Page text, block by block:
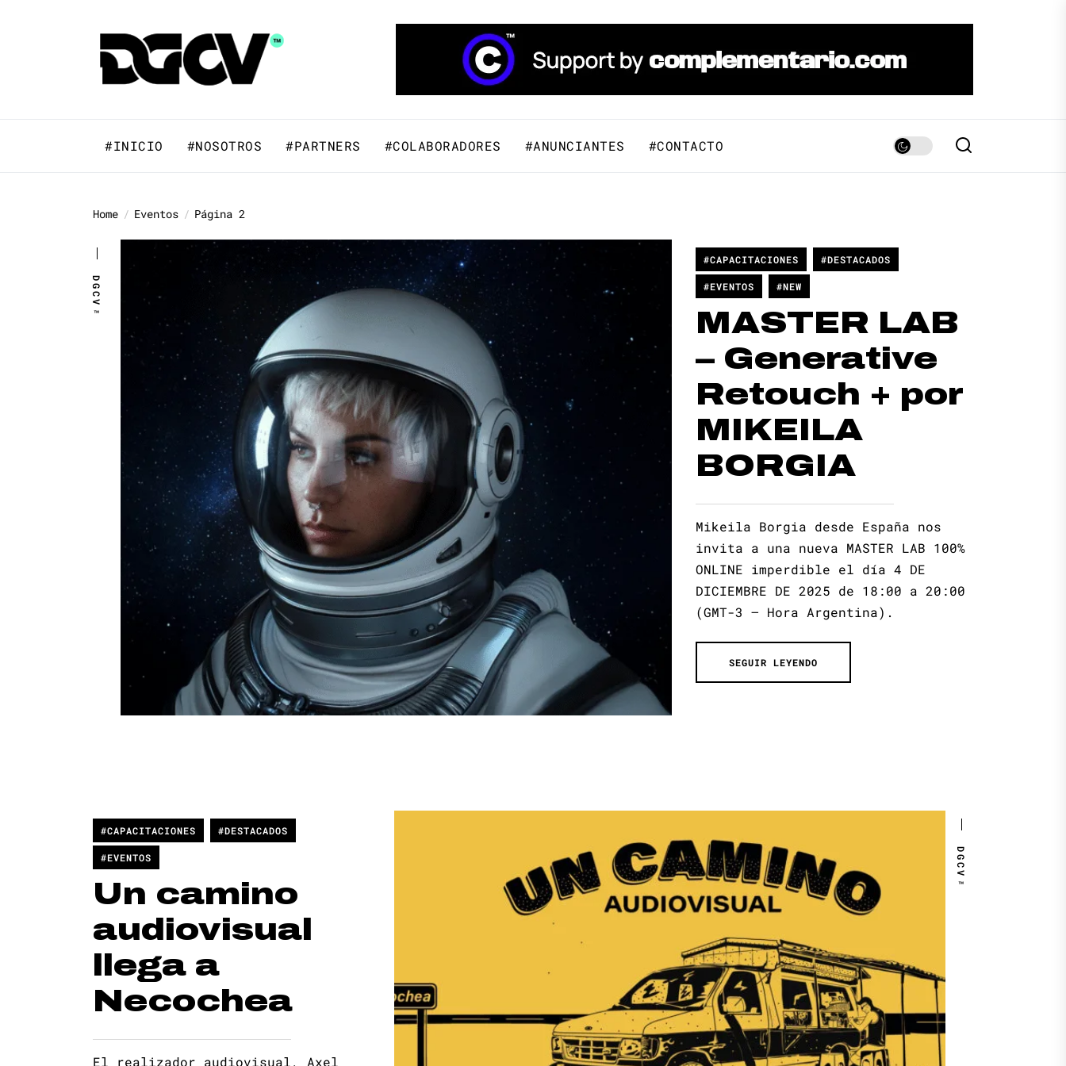
#INICIO #NOSOTROS #PARTNERS #COLABORADORES #ANUNCIANTES #CONTACTO
Home Eventos Página 2
DGCV™
#CAPACITACIONES #DESTACADOS
#EVENTOS #NEW
MASTER LAB
– Generative
Retouch + por
MIKEILA
BORGIA
Mikeila Borgia desde España nos
invita a una nueva MASTER LAB 100%
ONLINE imperdible el día 4 DE
DICIEMBRE DE 2025 de 18:00 a 20:00
(GMT-3 – Hora Argentina).
SEGUIR LEYENDO
DGCV™
#CAPACITACIONES #DESTACADOS
#EVENTOS
Un camino
audiovisual
llega a
Necochea
El realizador audiovisual, Axel